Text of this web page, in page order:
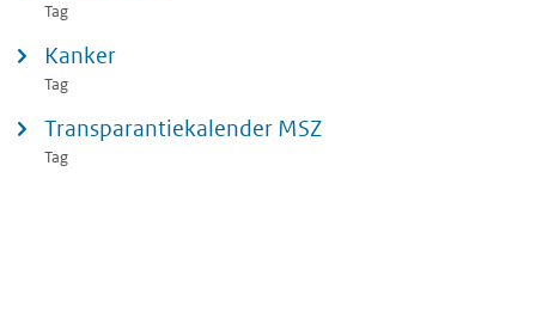
Tag
Kanker
Tag
Transparantiekalender MSZ
Tag